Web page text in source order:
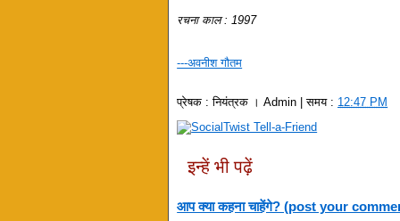
रचना काल : 1997
---अवनीश गौतम
प्रेषक :नियंत्रक । Admin | समय : 12:47 PM
इन्हें भी पढ़ें
आप क्या कहना चाहेंगे? (post your